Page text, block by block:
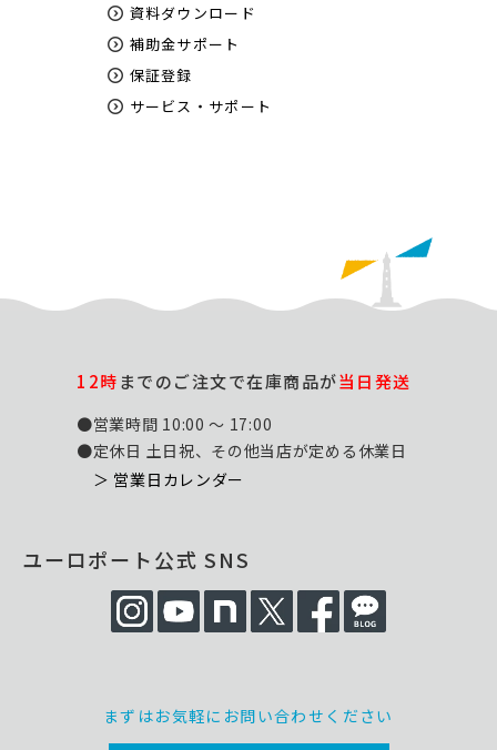
資料ダウンロード
補助金サポート
保証登録
サービス・サポート
12時までのご注文で在庫商品が当日発送
●営業時間 10:00 ～ 17:00
●定休日 土日祝、その他当店が定める休業日
＞ 営業日カレンダー
ユーロポート公式 SNS
まずはお気軽にお問い合わせください